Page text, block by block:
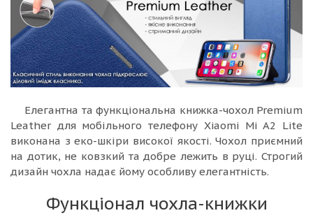
Елегантна та функціональна книжка-чохол Premium
Leather для мобільного телефону Xiaomi Mi A2 Lite
виконана з еко-шкіри високої якості. Чохол приємний
на дотик, не ковзкий та добре лежить в руці. Строгий
дизайн чохла надає йому особливу елегантність.
Функціонал чохла-книжки